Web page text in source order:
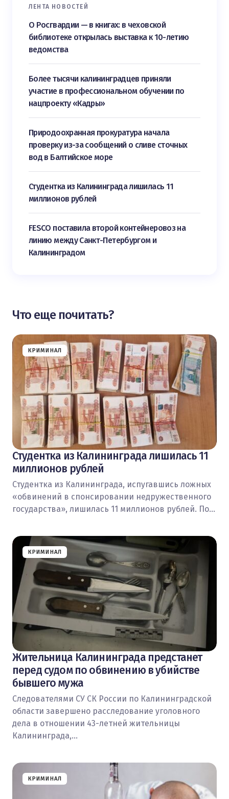
ЛЕНТА НОВОСТЕЙ
О Росгвардии — в книгах: в чеховской
библиотеке открылась выставка к 10-летию
ведомства
Более тысячи калининградцев приняли
участие в профессиональном обучении по
нацпроекту «Кадры»
Природоохранная прокуратура начала
проверку из-за сообщений о сливе сточных
вод в Балтийское море
Студентка из Калининграда лишилась 11
миллионов рублей
FESCO поставила второй контейнеровоз на
линию между Санкт-Петербургом и
Калининградом
Что еще почитать?
КРИМИНАЛ
Студентка из Калининграда лишилась 11
миллионов рублей
Студентка из Калининграда, испугавшись ложных
«обвинений в спонсировании недружественного
государства», лишилась 11 миллионов рублей. По…
КРИМИНАЛ
Жительница Калининграда предстанет
перед судом по обвинению в убийстве
бывшего мужа
Следователями СУ СК России по Калининградской
области завершено расследование уголовного
дела в отношении 43-летней жительницы
Калининграда,…
КРИМИНАЛ